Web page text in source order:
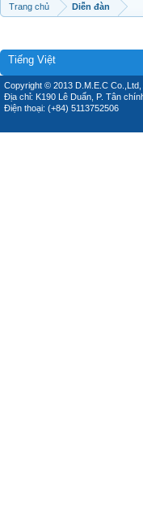
Trang chủ Diễn đàn
Tiếng Việt
Copyright © 2013 D.M.E.C Co.,Ltd,
Địa chỉ: K190 Lê Duẩn, P. Tân
Điện thoại: (+84) 5113752506